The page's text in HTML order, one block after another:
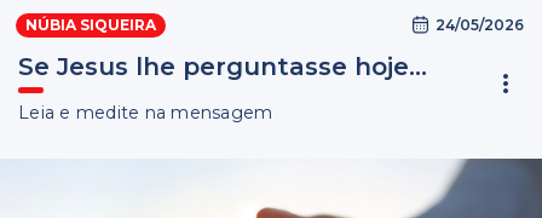
NÚBIA SIQUEIRA 24/05/2026
Se Jesus lhe perguntasse hoje...
Leia e medite na mensagem